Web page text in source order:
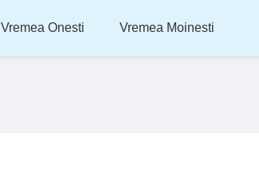
Vremea Onesti Vremea Moinesti